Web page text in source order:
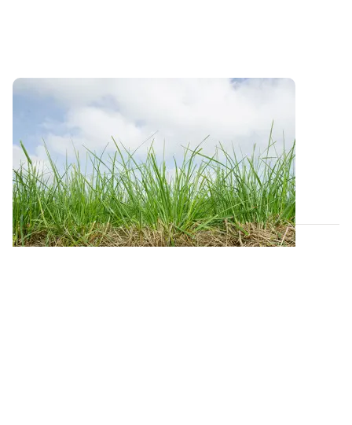
: soigner l’implantation pour une
installation rapide
Un itinéraire cultural soigné et le respect des dates
optimales de semis sont...
28 JUILL. 2026